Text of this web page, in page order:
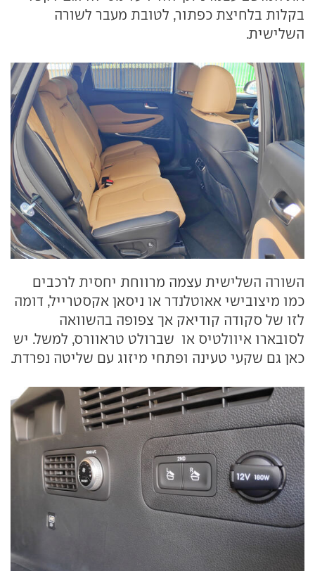
בקלות בלחיצת כפתור, לטובת מעבר לשורה
השלישית.
השורה השלישית עצמה מרווחת יחסית לרכבים
כמו מיצובישי אאוטלנדר או ניסאן אקסטרייל, דומה
לזו של סקודה קודיאק אך צפופה בהשוואה
לסובארו איוולטיס או שברולט טראוורס, למשל. יש
כאן גם שקעי טעינה ופתחי מיזוג עם שליטה נפרדת.